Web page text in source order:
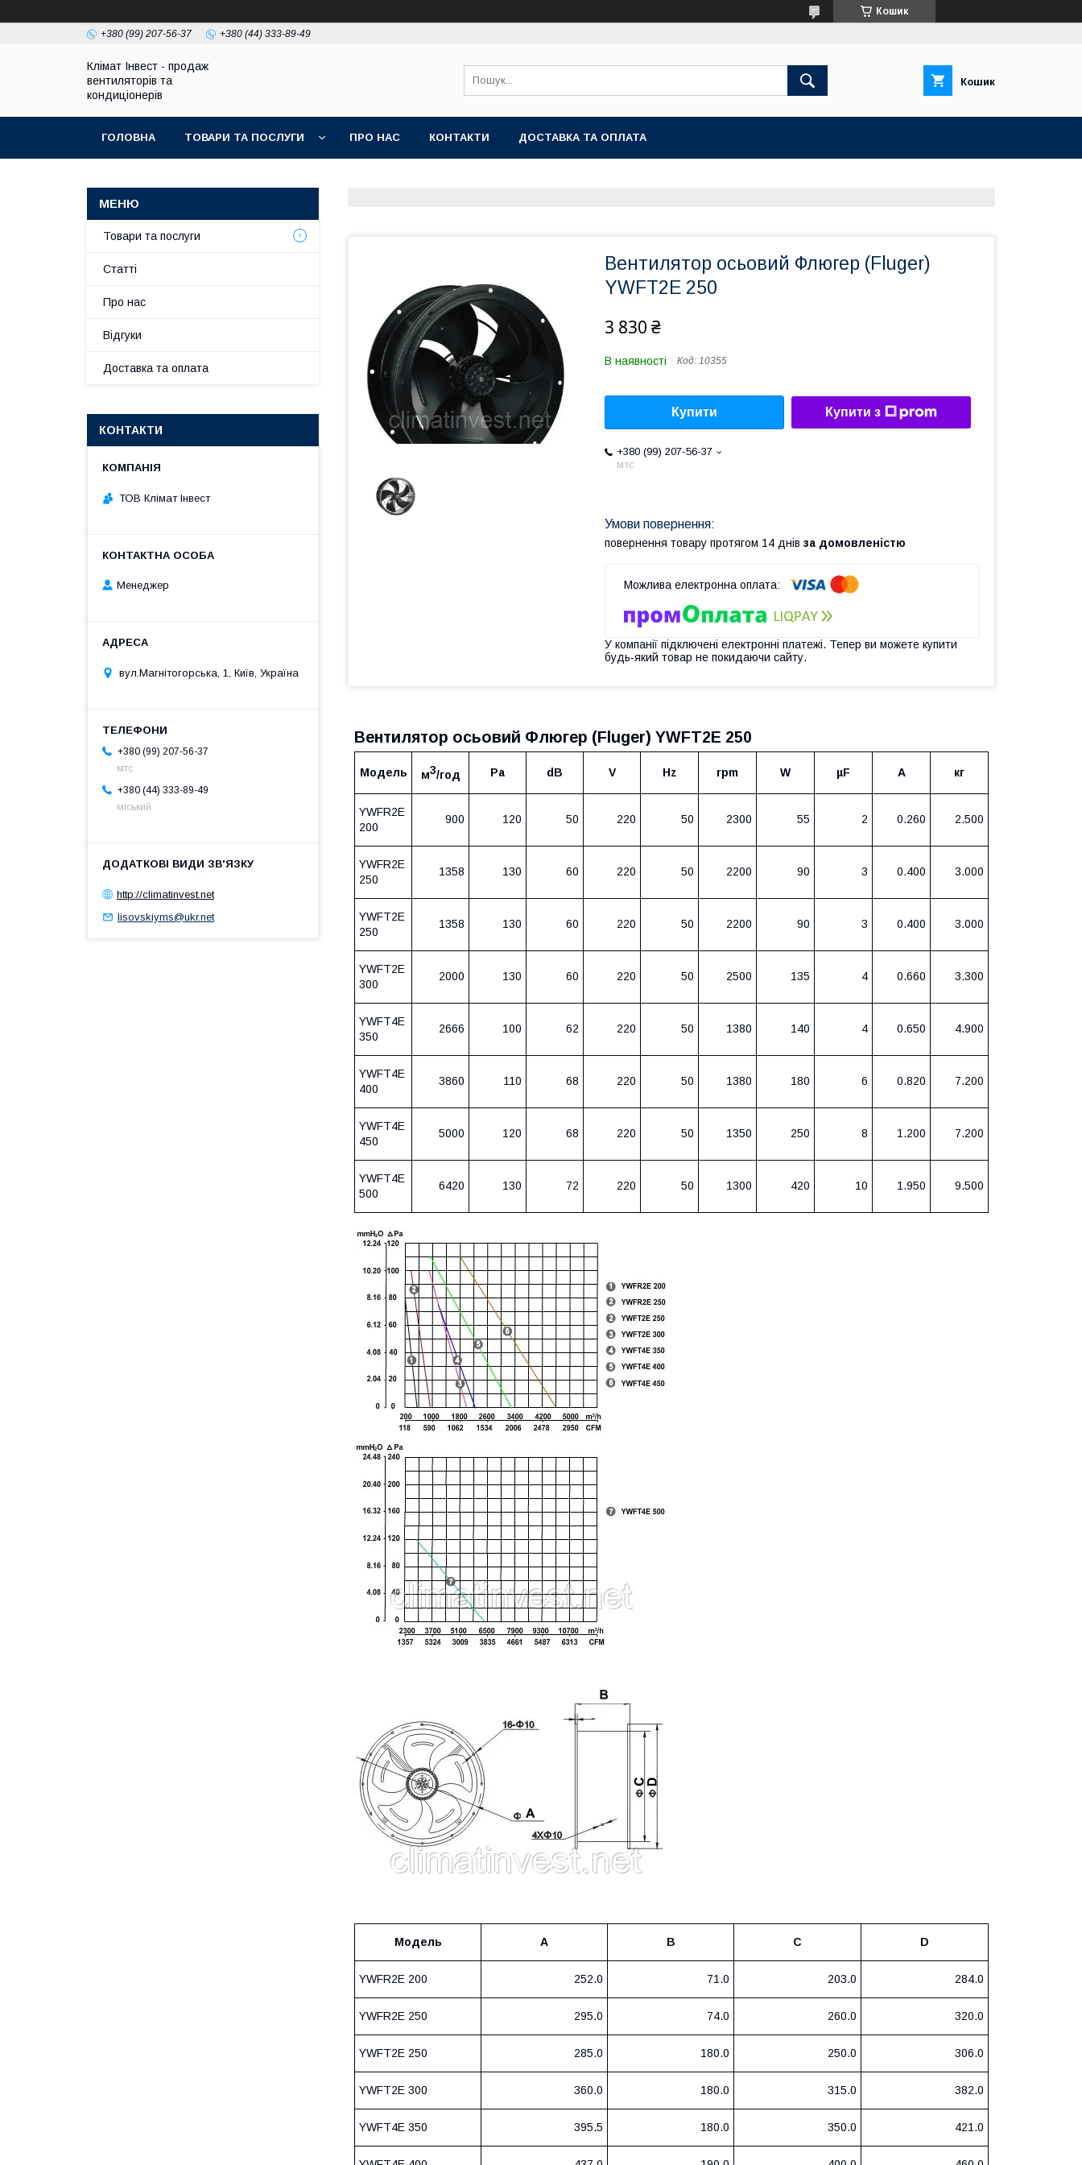
Кошик
+380 (99) 207-56-37 +380 (44) 333-89-49
Клімат Інвест - продаж
вентиляторів та
кондиціонерів
Кошик
ГОЛОВНА ТОВАРИ ТА ПОСЛУГИ ПРО НАС КОНТАКТИ ДОСТАВКА ТА ОПЛАТА
Вентилятор осьовий Флюгер (Fluger)
YWFТ2E 250
3 830 ₴
В наявності Код: 10355
Купити Купити з
+380 (99) 207-56-37
мтс
повернення товару протягом 14 днів за домовленістю
У компанії підключені електронні платежі. Тепер ви можете купити
будь-який товар не покидаючи сайту.
Вентилятор осьовий Флюгер (Fluger) YWFТ2E 250
Модель м3/год Pa dB V Hz rpm W µF A кг
YWFR2E
200
900 120 50 220 50 2300 55 2 0.260 2.500
YWFR2E
250
1358 130 60 220 50 2200 90 3 0.400 3.000
YWFT2E
250
1358 130 60 220 50 2200 90 3 0.400 3.000
YWFT2E
300
2000 130 60 220 50 2500 135 4 0.660 3.300
YWFT4E
350
2666 100 62 220 50 1380 140 4 0.650 4.900
YWFT4E
400
3860 110 68 220 50 1380 180 6 0.820 7.200
YWFT4E
450
5000 120 68 220 50 1350 250 8 1.200 7.200
YWFT4E
500
6420 130 72 220 50 1300 420 10 1.950 9.500
Модель A B C D
YWFR2E 200 252.0 71.0 203.0 284.0
YWFR2E 250 295.0 74.0 260.0 320.0
YWFT2E 250 285.0 180.0 250.0 306.0
YWFT2E 300 360.0 180.0 315.0 382.0
YWFT4E 350 395.5 180.0 350.0 421.0
Товари та послуги
Статті
Про нас
Відгуки
Доставка та оплата
КОНТАКТИ
ТОВ Клімат Інвест
Менеджер
вул.Магнітогорська, 1, Київ, Україна
+380 (99) 207-56-37
мтс
+380 (44) 333-89-49
міський
http://climatinvest.net
lisovskiyms@ukr.net